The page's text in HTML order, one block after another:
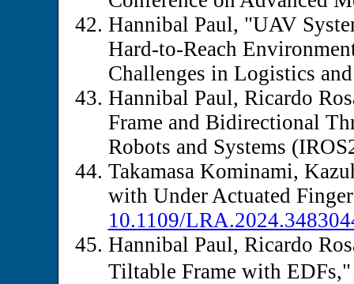
Hannibal Paul, "UAV
Hard-to-Reach
Challenges in Logistics
Hannibal Paul, Ricardo
Frame and Bidirectional
Robots and Systems
Takamasa Kominami,
with Under Actuated
10.1109/
Hannibal Paul, Ricardo
Tiltable Frame with